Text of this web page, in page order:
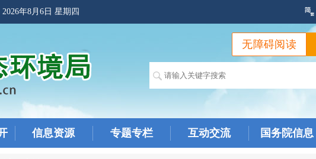
2026年8月6日 星期四
无障碍阅读
信息资源 专题专栏 互动交流 国务院信息